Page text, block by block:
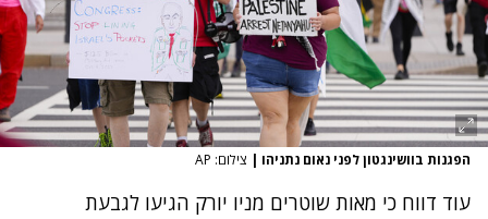
הפגנות בוושינגטון לפני נאום נתניהו | צילום: AP
עוד דווח כי מאות שוטרים מניו יורק הגיעו לגבעת